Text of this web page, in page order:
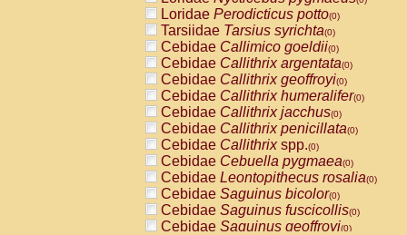
Loridae Perodicticus potto(0)
Tarsiidae Tarsius syrichta(0)
Cebidae Callimico goeldii(0)
Cebidae Callithrix argentata(0)
Cebidae Callithrix geoffroyi(0)
Cebidae Callithrix humeralifer(0)
Cebidae Callithrix jacchus(0)
Cebidae Callithrix penicillata(0)
Cebidae Callithrixspp.(0)
Cebidae Cebuella pygmaea(0)
Cebidae Leontopithecus rosalia(0)
Cebidae Saguinus bicolor(0)
Cebidae Saguinus fuscicollis(0)
Cebidae Saguinus geoffroyi(0)